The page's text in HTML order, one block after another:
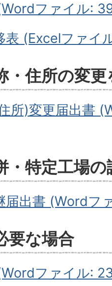
ファイル:
表 (Excelファイ
・住所の変
所)変更届出書
・特定工場
届出書 (Wordフ
要な場合
ファイル: